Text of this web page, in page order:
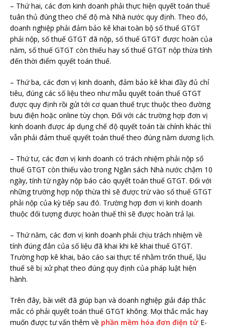
– Thứ hai, các đơn kinh doanh phải thực hiện quyết toán thuế
tuân thủ đúng theo chế độ mà Nhà nước quy định. Theo đó,
doanh nghiệp phải đảm bảo kê khai toàn bộ số thuế GTGT
phải nộp, số thuế GTGT đã nộp, số thuế GTGT được hoàn của
năm, số thuế GTGT còn thiếu hay số thuế GTGT nộp thừa tính
đến thời điểm quyết toán thuế.
– Thứ ba, các đơn vị kinh doanh, đảm bảo kê khai đầy đủ chỉ
tiêu, đúng các số liệu theo như mẫu quyết toán thuế GTGT
được quy định rồi gửi tới cơ quan thuế trực thuộc theo đường
bưu điện hoặc online tùy chọn. Đối với các trường hợp đơn vị
kinh doanh được áp dụng chế độ quyết toán tài chính khác thì
vẫn phải đảm thuế quyết toán thuế theo đúng năm dương lịch.
– Thứ tư, các đơn vị kinh doanh có trách nhiệm phải nộp số
thuế GTGT còn thiếu vào trong Ngân sách Nhà nước chậm 10
ngày, tính từ ngày nộp báo cáo quyết toán thuế GTGT. Đối với
những trường hợp nộp thừa thì sẽ được trừ vào số thuế GTGT
phải nộp của kỳ tiếp sau đó. Trường hợp đơn vị kinh doanh
thuộc đối tượng được hoàn thuế thì sẽ được hoàn trả lại.
– Thứ năm, các đơn vị kinh doanh phải chịu trách nhiệm về
tính đúng đắn của số liệu đã khai khi kê khai thuế GTGT.
Trường hợp kê khai, báo cáo sai thực tế nhằm trốn thuế, lậu
thuế sẽ bị xử phạt theo đúng quy định của pháp luật hiện
hành.
Trên đây, bài viết đã giúp bạn và doanh nghiệp giải đáp thắc
mắc có phải quyết toán thuế GTGT không. Mọi thắc mắc hay
muốn được tư vấn thêm về phần mềm hóa đơn điện tửE-